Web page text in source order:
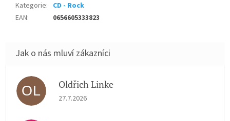
Kategorie: CD - Rock
EAN: 0656605333823
OL Oldřich Linke
Hodnocení obchodu je 5 z 5 hvězdiček.
27.7.2026